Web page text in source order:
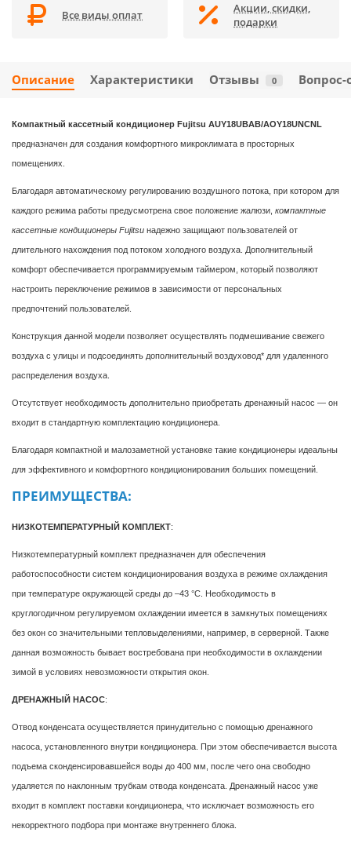
Все виды оплат
Акции, скидки,
подарки
Описание Характеристики Отзывы 0 Вопрос-
Компактный кассетный кондиционер Fujitsu AUY18UBAB/AOY18UNCNL
предназначен для создания комфортного микроклимата в просторных
помещениях.
Благодаря автоматическому регулированию воздушного потока, при котором для
каждого режима работы предусмотрена свое положение жалюзи, компактные
кассетные кондиционеры Fujitsu надежно защищают пользователей от
длительного нахождения под потоком холодного воздуха. Дополнительный
комфорт обеспечивается программируемым таймером, который позволяют
настроить переключение режимов в зависимости от персональных
предпочтений пользователей.
Конструкция данной модели позволяет осуществлять подмешивание свежего
воздуха с улицы и подсоединять дополнительный воздуховод* для удаленного
распределения воздуха.
Отсутствует необходимость дополнительно приобретать дренажный насос — он
входит в стандартную комплектацию кондиционера.
Благодаря компактной и малозаметной установке такие кондиционеры идеальны
для эффективного и комфортного кондиционирования больших помещений.
ПРЕИМУЩЕСТВА:
НИЗКОТЕМПЕРАТУРНЫЙ КОМПЛЕКТ:
Низкотемпературный комплект предназначен для обеспечения
работоспособности систем кондиционирования воздуха в режиме охлаждения
при температуре окружающей среды до –43 °С. Необходимость в
круглогодичном регулируемом охлаждении имеется в замкнутых помещениях
без окон со значительными тепловыделениями, например, в серверной. Также
данная возможность бывает востребована при необходимости в охлаждении
зимой в условиях невозможности открытия окон.
ДРЕНАЖНЫЙ НАСОС:
Отвод конденсата осуществляется принудительно с помощью дренажного
насоса, установленного внутри кондиционера. При этом обеспечивается высота
подъема сконденсировавшейся воды до 400 мм, после чего она свободно
удаляется по наклонным трубкам отвода конденсата. Дренажный насос уже
входит в комплект поставки кондиционера, что исключает возможность его
некорректного подбора при монтаже внутреннего блока.